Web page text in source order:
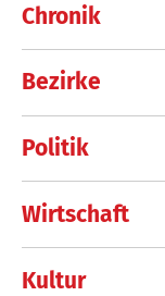
Chronik
Bezirke
Politik
Wirtschaft
Kultur